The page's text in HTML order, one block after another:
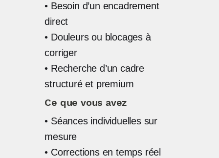
• Besoin d’un encadrement
direct
• Douleurs ou blocages à
corriger
• Recherche d’un cadre
structuré et premium
Ce que vous avez
• Séances individuelles sur
mesure
• Corrections en temps réel